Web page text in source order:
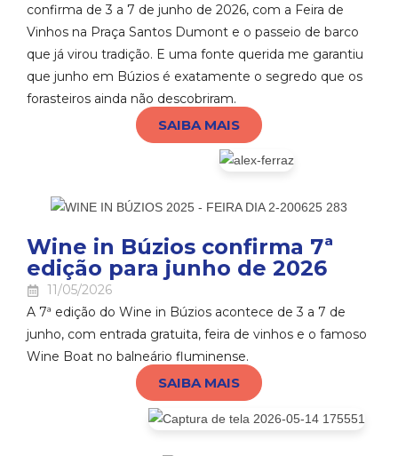
confirma de 3 a 7 de junho de 2026, com a Feira de
Vinhos na Praça Santos Dumont e o passeio de barco
que já virou tradição. E uma fonte querida me garantiu
que junho em Búzios é exatamente o segredo que os
forasteiros ainda não descobriram.
SAIBA MAIS
Wine in Búzios confirma 7ª
edição para junho de 2026
11/05/2026
A 7ª edição do Wine in Búzios acontece de 3 a 7 de
junho, com entrada gratuita, feira de vinhos e o famoso
Wine Boat no balneário fluminense.
SAIBA MAIS